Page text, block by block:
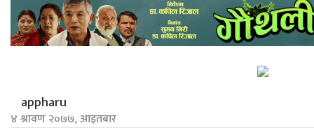
appharu
४ श्रावण २०७७, आइतबार